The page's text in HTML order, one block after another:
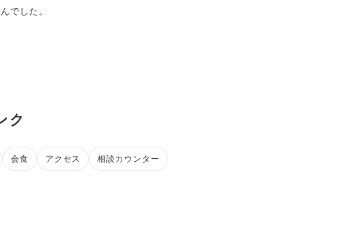
でした。
ク
会食 アクセス 相談カウンター